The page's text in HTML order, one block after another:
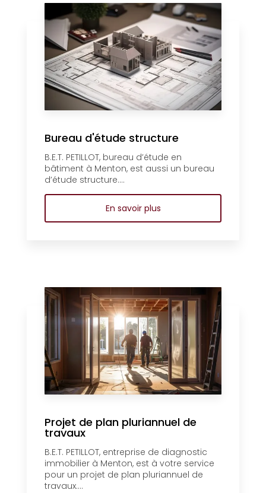
Bureau d'étude structure
B.E.T. PETILLOT, bureau d’étude en
bâtiment à Menton, est aussi un bureau
d’étude structure....
En savoir plus
Projet de plan pluriannuel de
travaux
B.E.T. PETILLOT, entreprise de diagnostic
immobilier à Menton, est à votre service
pour un projet de plan pluriannuel de
travaux....